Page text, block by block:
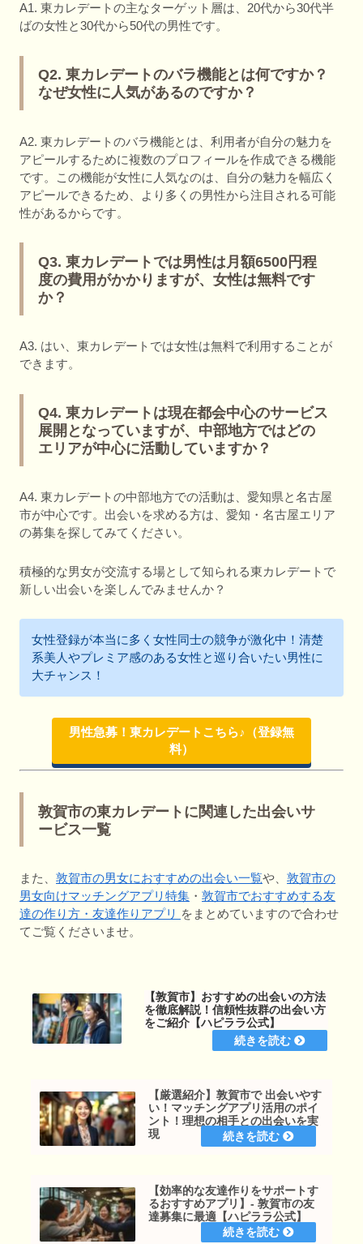
A1. 東カレデートの主なターゲット層は、20代から30代半
ばの女性と30代から50代の男性です。
Q2. 東カレデートのバラ機能とは何ですか？
なぜ女性に人気があるのですか？
A2. 東カレデートのバラ機能とは、利用者が自分の魅力を
アピールするために複数のプロフィールを作成できる機能
です。この機能が女性に人気なのは、自分の魅力を幅広く
アピールできるため、より多くの男性から注目される可能
性があるからです。
Q3. 東カレデートでは男性は月額6500円程
度の費用がかかりますが、女性は無料です
か？
A3. はい、東カレデートでは女性は無料で利用することが
できます。
Q4. 東カレデートは現在都会中心のサービス
展開となっていますが、中部地方ではどの
エリアが中心に活動していますか？
A4. 東カレデートの中部地方での活動は、愛知県と名古屋
市が中心です。出会いを求める方は、愛知・名古屋エリア
の募集を探してみてください。
積極的な男女が交流する場として知られる東カレデートで
新しい出会いを楽しんでみませんか？
女性登録が本当に多く女性同士の競争が激化中！清楚
系美人やプレミア感のある女性と巡り合いたい男性に
大チャンス！
男性急募！東カレデートこちら♪（登録無
料）
敦賀市の東カレデートに関連した出会いサ
ービス一覧
また、 敦賀市の男女におすすめの出会い一覧や、 敦賀市の
男女向けマッチングアプリ特集 ・ 敦賀市でおすすめする友
達の作り方・友達作りアプリ をまとめていますので合わせ
てご覧くださいませ。
【敦賀市】おすすめの出会いの方法
を徹底解説！信頼性抜群の出会い方
をご紹介【ハピララ公式】
【厳選紹介】敦賀市で 出会いやす
い！マッチングアプリ活用のポイ
ント！理想の相手との出会いを実
現
【効率的な友達作りをサポートす
るおすすめアプリ】- 敦賀市の友
達募集に最適【ハピララ公式】